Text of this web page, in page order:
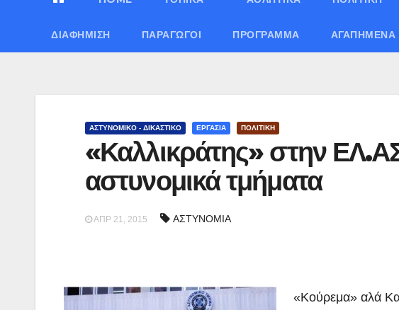
ΔΙΑΦΉΜΙΣΗ ΠΑΡΑΓΩΓΟΊ ΠΡΌΓΡΑΜΜΑ ΑΓΑΠΗΜΈΝΑ
ΑΣΤΥΝΟΜΙΚΟ - ΔΙΚΑΣΤΙΚΟ ΕΡΓΑΣΙΑ ΠΟΛΙΤΙΚΗ
«Καλλικράτης» στην
αστυνομικά τμήματα
ΑΠΡ 21, 2015 ΑΣΤΥΝΟΜΙΑ
«Κούρεμα» αλά